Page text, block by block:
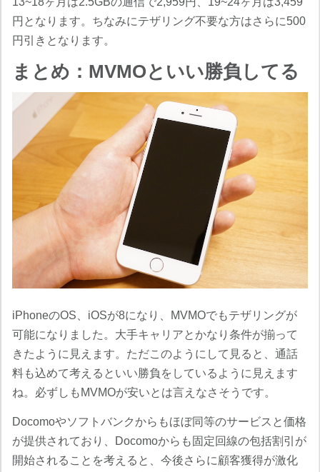
円となります。ちなみにテザリング不要な方はさらに500
円引きとなります。
まとめ：MVMOといい勝負してる
iPhoneのOS、iOSが8になり、MVMOでもテザリングが
可能になりました。大手キャリアとかなり条件が揃って
きたように見えます。ただこのようにして見ると、通話
料も込めて考えるといい勝負をしているように見えます
ね。必ずしもMVMOが安いとは言えなさそうです。
Docomoやソフトバンクからもほぼ同等のサービスと価格
が提供されており、Docomoからも固定回線の包括割引が
開始されることを考えると、今後さらに顧客獲得が激化